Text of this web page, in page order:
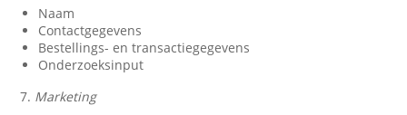
Naam
Contactgegevens
Bestellings- en transactiegegevens
Onderzoeksinput
7. Marketing